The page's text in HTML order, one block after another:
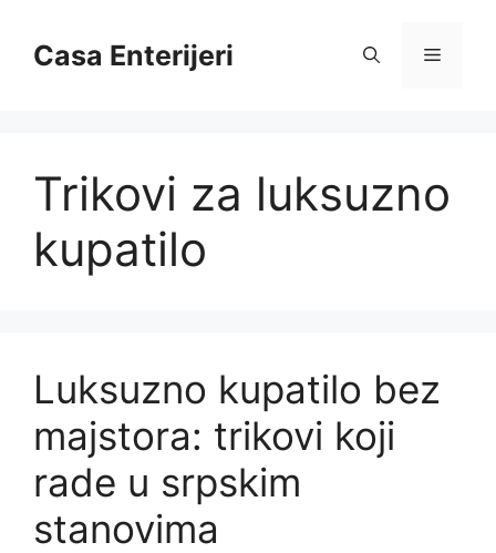
contentCasa Enterijeri Menu
Trikovi za luksuzno
kupatilo
Luksuzno kupatilo bez
majstora: trikovi koji
rade u srpskim
stanovima